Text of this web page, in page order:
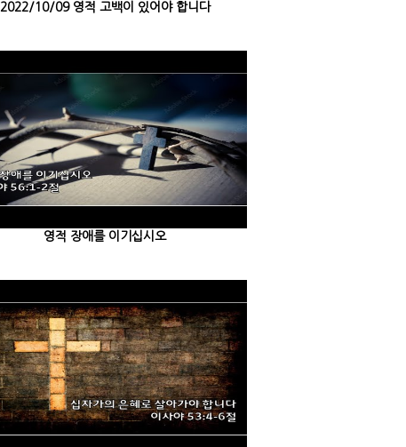
2022/10/09 영적 고백이 있어야 합니다
영적 장애를 이기십시오